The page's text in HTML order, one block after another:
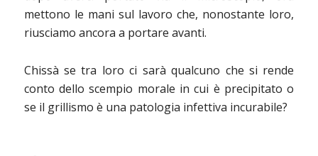
mettono le mani sul lavoro che, nonostante loro,
riusciamo ancora a portare avanti.
Chissà se tra loro ci sarà qualcuno che si rende
conto dello scempio morale in cui è precipitato o
se il grillismo è una patologia infettiva incurabile?